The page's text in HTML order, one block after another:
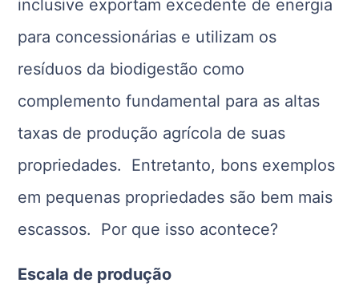
inclusive exportam excedente de energia
para concessionárias e utilizam os
resíduos da biodigestão como
complemento fundamental para as altas
taxas de produção agrícola de suas
propriedades. Entretanto, bons exemplos
em pequenas propriedades são bem mais
escassos. Por que isso acontece?
Escala de produção